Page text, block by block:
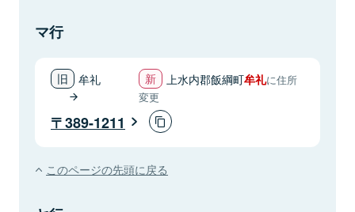
マ行
牟礼 上水内郡飯綱町牟礼に住所
変更
389-1211
このページの先頭に戻る